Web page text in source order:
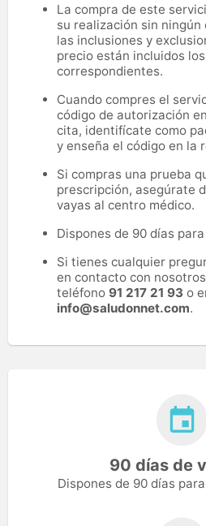
La compra de este
su realización sin
las inclusiones y
precio están incluidos
correspondientes.
Cuando compres el
código de autorización
cita, identifícate como
y enseña el código en la
Si compras una prueba
prescripción, asegúrate
vayas al centro médico.
Dispones de 90 días
Si tienes cualquier
en contacto con
teléfono 91 217 21 93 o
info@saludonnet.com.
90 días de
Dispones de 90 días